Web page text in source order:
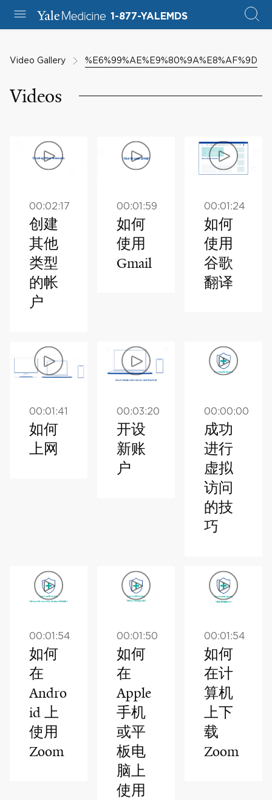
1-877-YALEMDS
Video Gallery %E6%99%AE%E9%80%9A%E8%AF%9D
Videos
00:02:17
创建
其他
类型
的帐
户
00:01:59
如何
使用
Gmail
00:01:24
如何
使用
谷歌
翻译
00:01:41
如何
上网
00:03:20
开设
新账
户
00:00:00
成功
进行
虚拟
访问
的技
巧
00:01:54
如何
在
Andro
id 上
使用
Zoom
00:01:50
如何
在
Apple
手机
或平
板电
脑上
使用
00:01:54
如何
在计
算机
上下
载
Zoom